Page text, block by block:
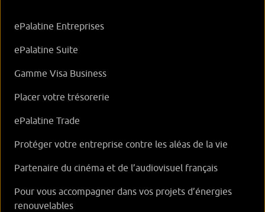
ePalatine Entreprises
ePalatine Suite
Gamme Visa Business
Placer votre trésorerie
ePalatine Trade
Protéger votre entreprise contre les aléas de la vie
Partenaire du cinéma et de l’audiovisuel français
Pour vous accompagner dans vos projets d’énergies
renouvelables